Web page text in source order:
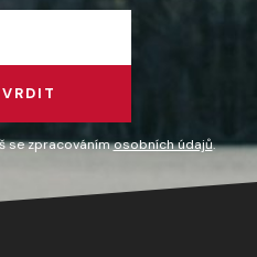
se zpracovánímosobních údajů.